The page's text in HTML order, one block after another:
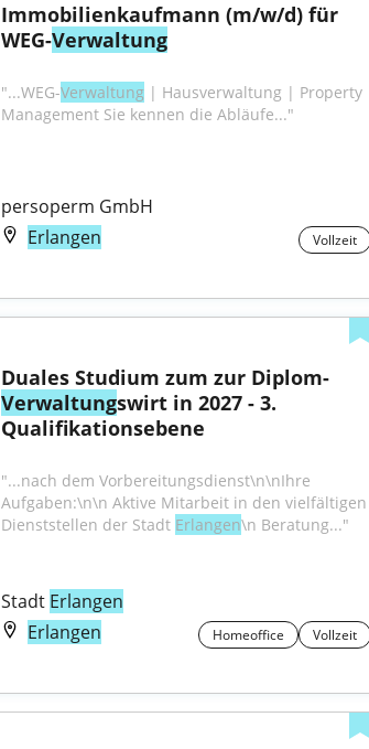
Immobilienkaufmann (m/w/d) für
WEG-Verwaltung
"...WEG-Verwaltung | Hausverwaltung | Property
Management Sie kennen die Abläufe..."
persoperm GmbH
Erlangen
Vollzeit
Duales Studium zum zur Diplom-
Verwaltungswirt in 2027 - 3.
Qualifikationsebene
"...nach dem Vorbereitungsdienst\n\nIhre
Aufgaben:\n\n Aktive Mitarbeit in den vielfältigen
Dienststellen der Stadt Erlangen\n Beratung..."
Stadt Erlangen
Erlangen
Homeoffice Vollzeit